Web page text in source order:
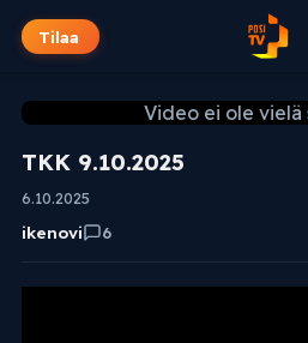
Tilaa
Video ei ole vielä
TKK 9.10.2025
6.10.2025
ikenovi 6